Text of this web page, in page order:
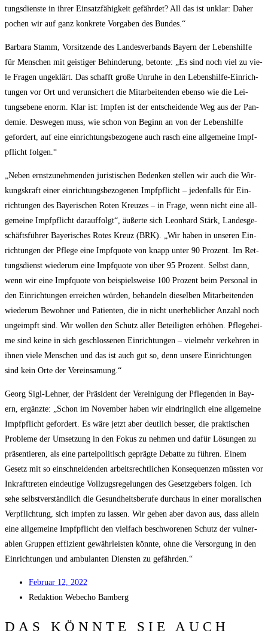
tungs­diens­te in ihrer Ein­satz­fä­hig­keit gefähr­det? All das ist unklar: Daher
pochen wir auf ganz kon­kre­te Vor­ga­ben des Bundes.“
Bar­ba­ra Stamm, Vor­sit­zen­de des Lan­des­ver­bands Bay­ern der Lebens­hil­fe
für Men­schen mit geis­ti­ger Behin­de­rung, beton­te: „Es sind noch viel zu vie­
le Fra­gen unge­klärt. Das schafft gro­ße Unru­he in den Lebens­hil­fe-Ein­rich­
tun­gen vor Ort und ver­un­si­chert die Mit­ar­bei­ten­den eben­so wie die Lei­
tungs­ebe­ne enorm. Klar ist: Imp­fen ist der ent­schei­den­de Weg aus der Pan­
de­mie. Des­we­gen muss, wie schon von Beginn an von der Lebens­hil­fe
gefor­dert, auf eine ein­rich­tungs­be­zo­ge­ne auch rasch eine all­ge­mei­ne Impf­
pflicht folgen.“
„Neben ernst­zu­neh­men­den juris­ti­schen Beden­ken stel­len wir auch die Wir­
kungs­kraft einer ein­rich­tungs­be­zo­ge­nen Impf­pflicht – jeden­falls für Ein­
rich­tun­gen des Baye­ri­schen Roten Kreu­zes – in Fra­ge, wenn nicht eine all­
ge­mei­ne Impf­pflicht dar­auf­folgt“, äußer­te sich Leon­hard Stärk, Lan­des­ge­
schäfts­füh­rer Baye­ri­sches Rotes Kreuz (BRK). „Wir haben in unse­ren Ein­
rich­tun­gen der Pfle­ge eine Impf­quo­te von knapp unter 90 Pro­zent. Im Ret­
tungs­dienst wie­der­um eine Impf­quo­te von über 95 Pro­zent. Selbst dann,
wenn wir eine Impf­quo­te von bei­spiels­wei­se 100 Pro­zent beim Per­so­nal in
den Ein­rich­tun­gen errei­chen wür­den, behan­deln die­sel­ben Mit­ar­bei­ten­den
wie­der­um Bewoh­ner und Pati­en­ten, die in nicht uner­heb­li­cher Anzahl noch
unge­impft sind. Wir wol­len den Schutz aller Betei­lig­ten erhö­hen. Pfle­ge­hei­
me sind kei­ne in sich geschlos­se­nen Ein­rich­tun­gen – viel­mehr ver­keh­ren in
ihnen vie­le Men­schen und das ist auch gut so, denn unse­re Ein­rich­tun­gen
sind kein Orte der Vereinsamung.“
Georg Sigl-Leh­ner, der Prä­si­dent der Ver­ei­ni­gung der Pfle­gen­den in Bay­
ern, ergänz­te: „Schon im Novem­ber haben wir ein­dring­lich eine all­ge­mei­ne
Impf­pflicht gefor­dert. Es wäre jetzt aber deut­lich bes­ser, die prak­ti­schen
Pro­ble­me der Umset­zung in den Fokus zu neh­men und dafür Lösun­gen zu
prä­sen­tie­ren, als eine par­tei­po­li­tisch gepräg­te Debat­te zu füh­ren. Einem
Gesetz mit so ein­schnei­den­den arbeits­recht­li­chen Kon­se­quen­zen müss­ten vor
Inkraft­tre­ten ein­deu­ti­ge Voll­zugs­re­ge­lun­gen des Gesetz­ge­bers fol­gen. Ich
sehe selbst­ver­ständ­lich die Gesund­heits­be­ru­fe durch­aus in einer mora­li­schen
Ver­pflich­tung, sich imp­fen zu las­sen. Wir gehen aber davon aus, dass allein
eine all­ge­mei­ne Impf­pflicht den viel­fach beschwo­re­nen Schutz der vul­ner­
ablen Grup­pen effi­zi­ent gewähr­leis­ten könn­te, ohne die Ver­sor­gung in den
Ein­rich­tun­gen und ambu­lan­ten Diens­ten zu gefährden.“
Febru­ar 12, 2022
Redak­ti­on Web­echo Bamberg
DAS KÖNNTE SIE AUCH